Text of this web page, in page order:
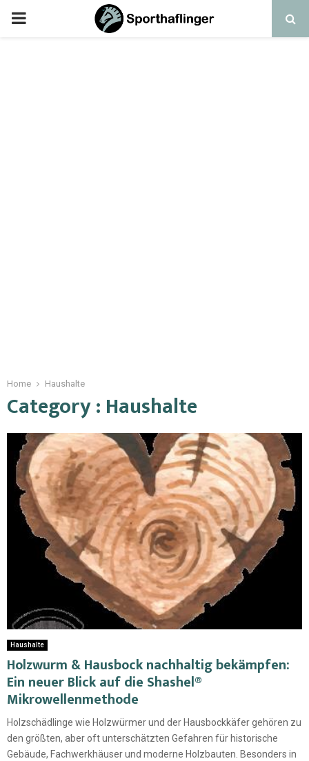
Home Haushalte
Category : Haushalte
Haushalte
Holzwurm & Hausbock nachhaltig bekämpfen:
Ein neuer Blick auf die Shashel®
Mikrowellenmethode
Holzschädlinge wie Holzwürmer und der Hausbockkäfer gehören zu
den größten, aber oft unterschätzten Gefahren für historische
Gebäude, Fachwerkhäuser und moderne Holzbauten. Besonders in